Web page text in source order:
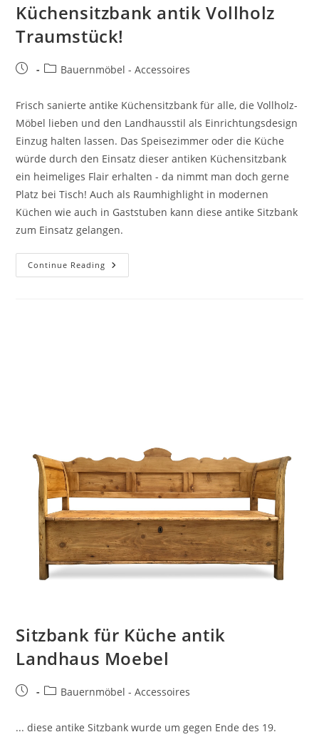
Küchensitzbank antik Vollholz
Traumstück!
Bauernmöbel - Accessoires
Frisch sanierte antike Küchensitzbank für alle, die Vollholz-
Möbel lieben und den Landhausstil als Einrichtungsdesign
Einzug halten lassen. Das Speisezimmer oder die Küche
würde durch den Einsatz dieser antiken Küchensitzbank
ein heimeliges Flair erhalten - da nimmt man doch gerne
Platz bei Tisch! Auch als Raumhighlight in modernen
Küchen wie auch in Gaststuben kann diese antike Sitzbank
zum Einsatz gelangen.
Continue Reading
Sitzbank für Küche antik
Landhaus Moebel
Bauernmöbel - Accessoires
... diese antike Sitzbank wurde um gegen Ende des 19.